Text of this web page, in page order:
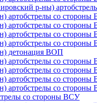
р-ны)
артобстрелы со
артобстрелы со
артобстрелы со
артобстрелы со
н) детонация ВОП
артобстрелы со
артобстрелы со
артобстрелы со
артобстрелы со
со стороны ВСУ